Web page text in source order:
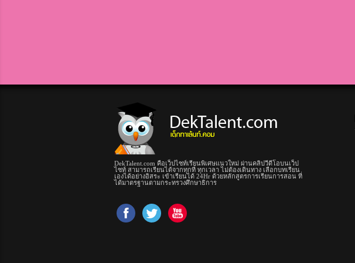
DekTalent.com คือเว็ปไซท์เรียนพิเศษแนวใหม่ ผ่านคลิปวีดีโอบนเว็ป
ไซท์ สามารถเรียนได้จากทุกที่ ทุกเวลา ไม่ต้องเดินทาง เลือกบทเรียน
เองได้อย่างอิสระ เข้าเรียนได้ 24Hr ด้วยหลักสูตรการเรียนการสอน ที่
ได้มาตรฐานตามกระทรวงศึกษาธิการ